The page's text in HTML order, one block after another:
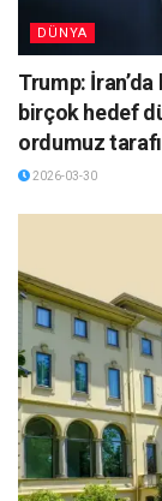
DÜNYA
Trump:
birçok hedef
ordumuz
2026-03-30